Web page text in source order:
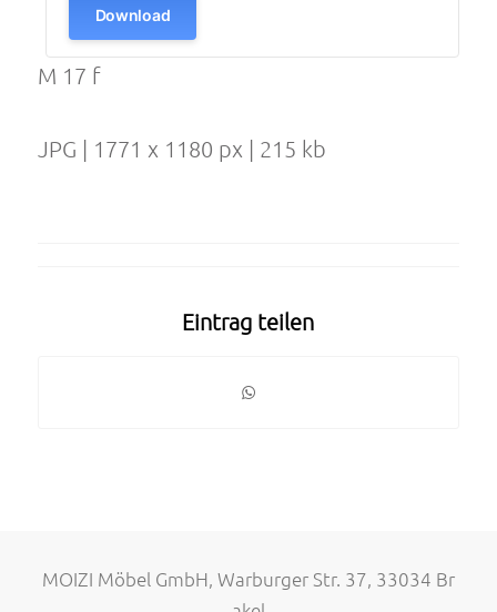
Download
M 17 f
JPG | 1771 x 1180 px | 215 kb
Eintrag teilen
MOIZI Möbel GmbH, Warburger Str. 37, 33034 Br